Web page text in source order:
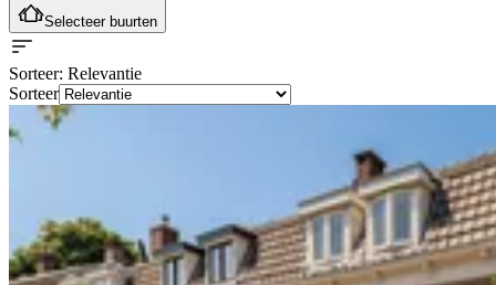
Selecteer buurten
Sorteer: Relevantie
Sorteer